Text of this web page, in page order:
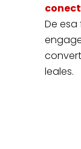
De
leales.